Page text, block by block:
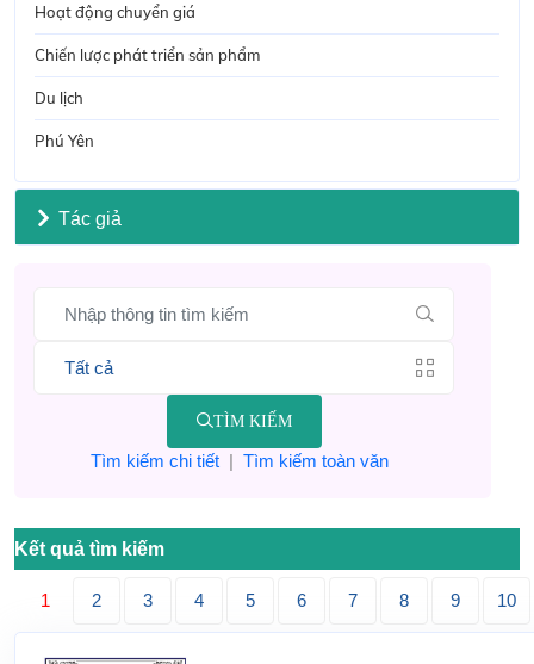
Hoạt động chuyển giá
Chiến lược phát triển sản phẩm
Du lịch
Phú Yên
Tác giả
TÌM KIẾM
Tìm kiếm chi tiết| Tìm kiếm toàn văn
Kết quả tìm kiếm
1 2 3 4 5 6 7 8 9 10